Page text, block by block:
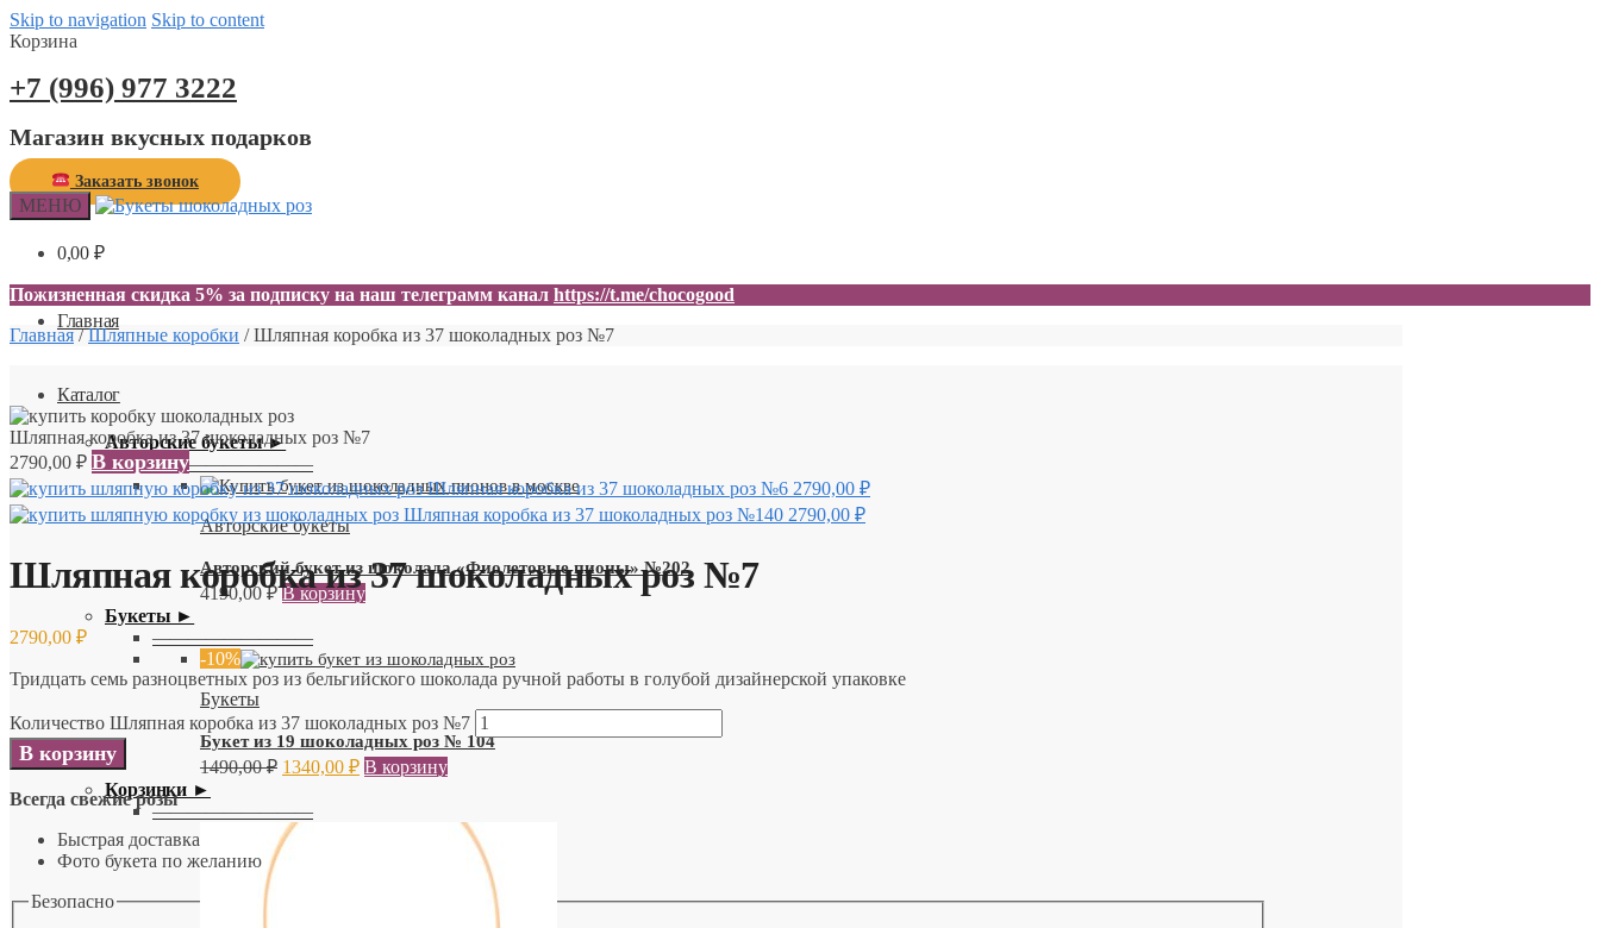
Skip to navigation Skip to content
Корзина
+7 (996) 977 3222
Магазин вкусных подарков
Заказать звонок
МЕНЮ
0,00 ₽
Главная
Каталог
Авторские букеты ►
—————————
Авторские букеты
Авторский букет из шоколада «Фиолетовые пионы» №202
4190,00₽ В корзину
Букеты ►
—————————
-10%
Букеты
Букет из 19 шоколадных роз № 104
1490,00₽ 1340,00 ₽ В корзину
Корзинки ►
—————————
Пожизненная скидка 5% за подписку на наш телеграмм канал https://t.me/chocogood
Главная/Шляпные коробки /Шляпная коробка из 37 шоколадных роз №7
Шляпная коробка из 37 шоколадных роз №7
2790,00 ₽ В корзину
Шляпная коробка из 37 шоколадных роз №6 2790,00 ₽
Шляпная коробка из 37 шоколадных роз №140 2790,00 ₽
Шляпная коробка из 37 шоколадных роз №7
2790,00 ₽
Тридцать семь разноцветных роз из бельгийского шоколада ручной работы в голубой дизайнерской упаковке
Количество Шляпная коробка из 37 шоколадных роз №7
В корзину
Всегда свежие розы
Быстрая доставка
Фото букета по желанию
Безопасно